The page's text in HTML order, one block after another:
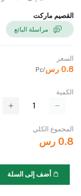
القصيم ماركت
السعر
0.8 رس /Pc
الكمية
المجموع الكلي
0.8 رس
أضف إلى السلة